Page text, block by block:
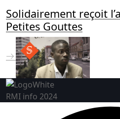
Solidairement reçoit
Petites Gouttes
RMI info 2024